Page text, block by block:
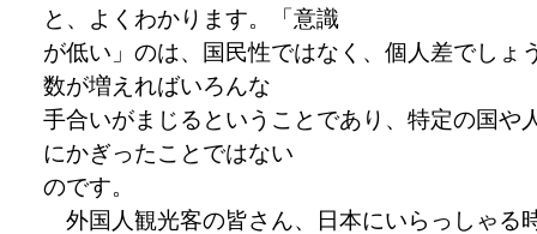
と、よくわかります。「意識
が低い」のは、国民性ではなく、個人差でしょ
数が増えればいろんな
手合いがまじるということであり、特定の国や
にかぎったことではない
のです。
外国人観光客の皆さん、日本にいらっしゃる